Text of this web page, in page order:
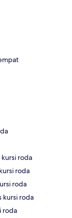
roda
roda
roda
kursi roda
roda